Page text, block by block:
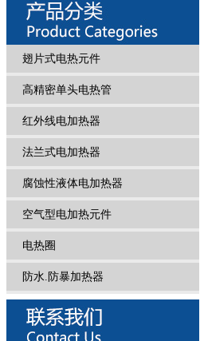
翅片式电热元件
高精密单头电热管
红外线电加热器
法兰式电加热器
腐蚀性液体电加热器
空气型电加热元件
电热圈
防水.防暴加热器